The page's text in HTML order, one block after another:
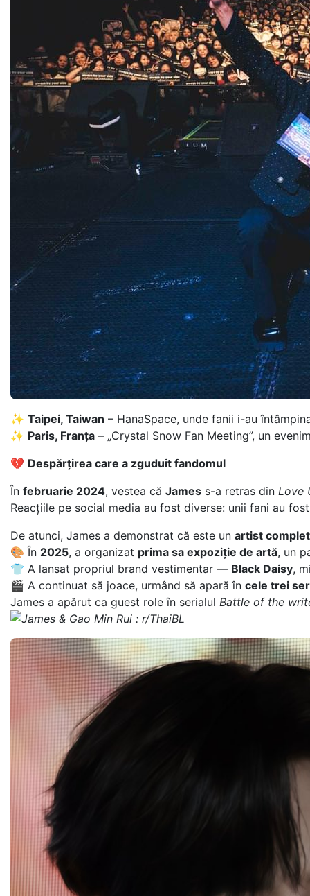
✨ Taipei, Taiwan – HanaSpace, unde fanii i-au
✨ Paris, Franța – „Crystal Snow Fan Meeting”, un
💔 Despărțirea care a zguduit fandomul
În februarie 2024, vestea că James s-a retras din Love
Reacțiile pe social media au fost diverse: unii fani au
De atunci, James a demonstrat că este un artist
🎨 În 2025, a organizat prima sa expoziție de artă, un
👕 A lansat propriul brand vestimentar — Black Daisy,
🎬 A continuat să joace, urmând să apară în cele trei
James a apărut ca guest role în serialul Battle of the